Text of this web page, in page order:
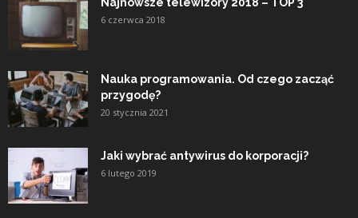
6 czerwca 2018
Nauka programowania. Od czego zacząć
przygodę?
20 stycznia 2021
Jaki wybrać antywirus do korporacji?
6 lutego 2019